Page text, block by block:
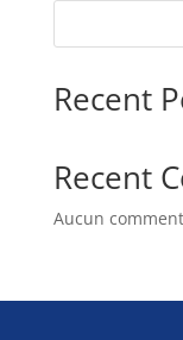
Recent
Recent
Aucun